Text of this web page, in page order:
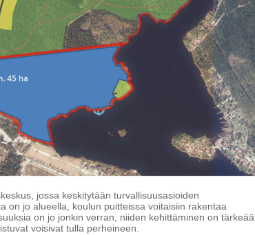
jossa keskitytään turvallisuusasioiden
on jo alueella, koulun puitteissa voitaisiin rakentaa
on jo jonkin verran, niiden kehittäminen on tärkeää
voisivat tulla perheineen.